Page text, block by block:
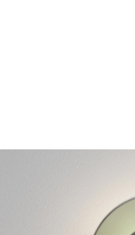
品